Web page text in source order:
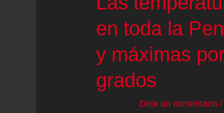
grados
en toda la
y máximas
grados
Deja un comentario /